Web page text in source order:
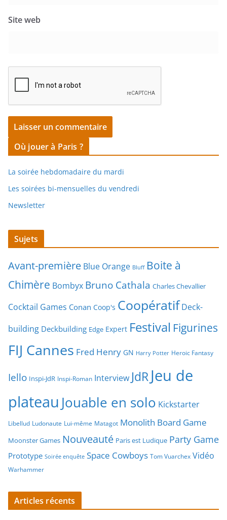
Site web
Où jouer à Paris ?
La soirée hebdomadaire du mardi
Les soirées bi-mensuelles du vendredi
Newsletter
Sujets
Avant-première Blue Orange Bluff Boite à
Chimère Bombyx Bruno Cathala Charles Chevallier
Cocktail Games Conan Coop's Coopératif Deck-
building Deckbuilding Edge Expert Festival Figurines
FIJ Cannes Fred Henry GN Harry Potter Heroic Fantasy
Iello Inspi-JdR Inspi-Roman Interview JdRJeu de
plateau Jouable en solo Kickstarter
Libellud Ludonaute Lui-même Matagot Monolith Board Game
Moonster Games Nouveauté Paris est Ludique Party Game
Prototype Soirée enquête Space Cowboys Tom Vuarchex Vidéo
Warhammer
Articles récents